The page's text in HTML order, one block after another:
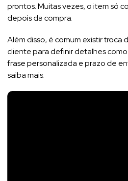
prontos. Muitas vezes, o item só
depois da compra.
Além disso, é comum existir troca
cliente para definir detalhes
frase personalizada e prazo de
saiba mais: